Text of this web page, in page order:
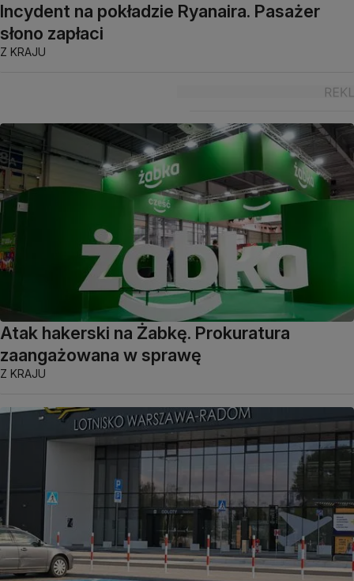
Incydent na pokładzie Ryanaira. Pasażer
słono zapłaci
Z KRAJU
Atak hakerski na Żabkę. Prokuratura
zaangażowana w sprawę
Z KRAJU